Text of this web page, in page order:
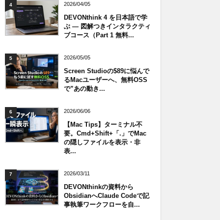
4 2026/04/05
DEVONthink 4 を日本語で学
ぶ — 図解つきインタラクティ
ブコース（Part 1 無料...
5 2026/05/05
Screen Studioの$89に悩んで
るMacユーザーへ、無料OSS
で”あの動き...
6 2026/06/06
【Mac Tips】ターミナル不
要。Cmd+Shift+「.」でMac
の隠しファイルを表示・非
表...
7 2026/03/11
DEVONthinkの資料から
ObsidianへClaude Codeで記
事執筆ワークフローを自...